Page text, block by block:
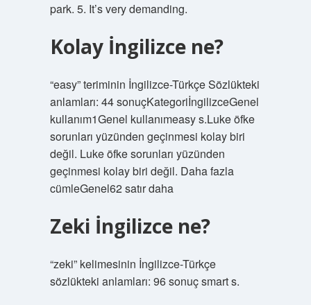
park. 5. It’s very demanding.
Kolay İngilizce ne?
“easy” teriminin İngilizce-Türkçe Sözlükteki
anlamları: 44 sonuçKategoriİngilizceGenel
kullanım1Genel kullanımeasy s.Luke öfke
sorunları yüzünden geçinmesi kolay biri
değil. Luke öfke sorunları yüzünden
geçinmesi kolay biri değil. Daha fazla
cümleGenel62 satır daha
Zeki İngilizce ne?
“zeki” kelimesinin İngilizce-Türkçe
sözlükteki anlamları: 96 sonuç smart s.